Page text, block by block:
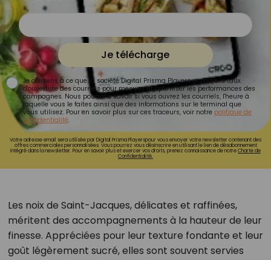
Je télécharge
Je consens à ce que la société Digital Prisma Players analyse le taux
d'ouverture des courriels pour mesurer et optimiser les performances des
campagnes. Nous pourrons savoir si vous ouvrez les courriels, l'heure à
laquelle vous le faites ainsi que des informations sur le terminal que
vous utilisez. Pour en savoir plus sur ces traceurs, voir notre politique de
confidentialité.
Votre adresse email sera utilisée par Digital Prisma Playerspour vous envoyer votre newsletter contenant des
offres commerciales personnalisées. Vous pourrez vous désinscrire en utilisant le lien de désabonnement
intégré dans la newsletter. Pour en savoir plus et exercer vos droits, prenez connaissance de notreCharte de
Confidentialité.
Les noix de Saint-Jacques, délicates et raffinées,
méritent des accompagnements à la hauteur de leur
finesse. Appréciées pour leur texture fondante et leur
goût légèrement sucré, elles sont souvent servies